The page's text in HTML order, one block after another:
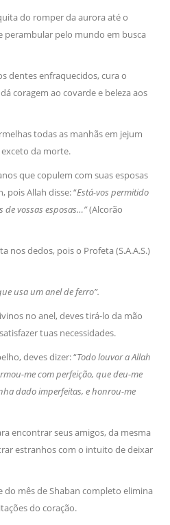
do romper da aurora até o
perambular pelo mundo em busca
dentes enfraquecidos, cura o
coragem ao covarde e beleza aos
todas as manhãs em jejum
da morte.
que copulem com suas esposas
pois Allah disse: “Está-vos permitido
de vossas esposas…”(Alcorão
nos dedos, pois o Profeta (S.A.A.S.)
usa um anel de ferro”.
no anel, deves tirá-lo da mão
tuas necessidades.
deves dizer: “Todo louvor a Allah
me com perfeição, que deu-me
dado imperfeitas, e honrou-me
encontrar seus amigos, da mesma
estranhos com o intuito de deixar
do mês de Shaban completo elimina
do coração.